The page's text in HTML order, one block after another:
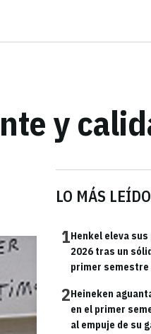
y
LO MÁS
1Henkel eleva
2026 tras un
primer semestre
2Heineken
en el primer
al empuje de su